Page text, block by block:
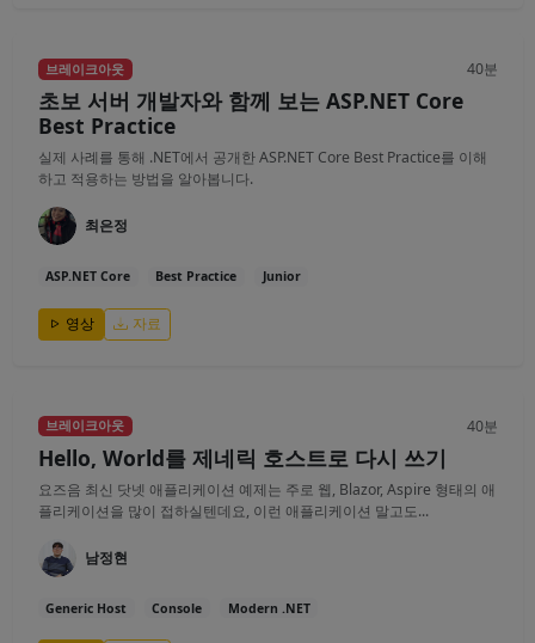
브레이크아웃 40분
초보 서버 개발자와 함께 보는 ASP.NET Core
Best Practice
실제 사례를 통해 .NET에서 공개한 ASP.NET Core Best Practice를 이해
하고 적용하는 방법을 알아봅니다.
최은정
ASP.NET Core Best Practice Junior
영상 자료
브레이크아웃 40분
Hello, World를 제네릭 호스트로 다시 쓰기
요즈음 최신 닷넷 애플리케이션 예제는 주로 웹, Blazor, Aspire 형태의 애
플리케이션을 많이 접하실텐데요, 이런 애플리케이션 말고도...
남정현
Generic Host Console Modern .NET